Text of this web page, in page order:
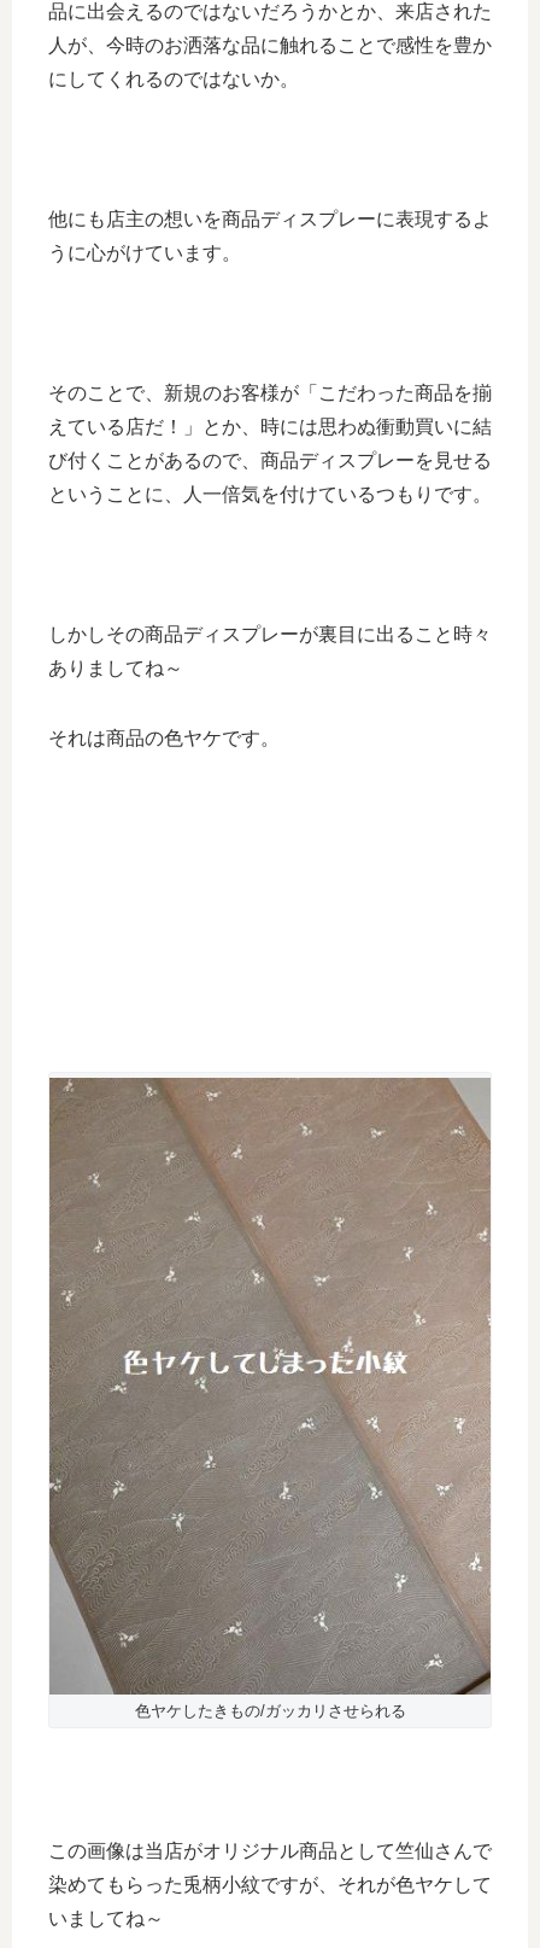
品に出会えるのではないだろうかとか、来店された
人が、今時のお洒落な品に触れることで感性を豊か
にしてくれるのではないか。
他にも店主の想いを商品ディスプレーに表現するよ
うに心がけています。
そのことで、新規のお客様が「こだわった商品を揃
えている店だ！」とか、時には思わぬ衝動買いに結
び付くことがあるので、商品ディスプレーを見せる
ということに、人一倍気を付けているつもりです。
しかしその商品ディスプレーが裏目に出ること時々
ありましてね～
それは商品の色ヤケです。
色ヤケしたきもの/ガッカリさせられる
この画像は当店がオリジナル商品として竺仙さんで
染めてもらった兎柄小紋ですが、それが色ヤケして
いましてね～